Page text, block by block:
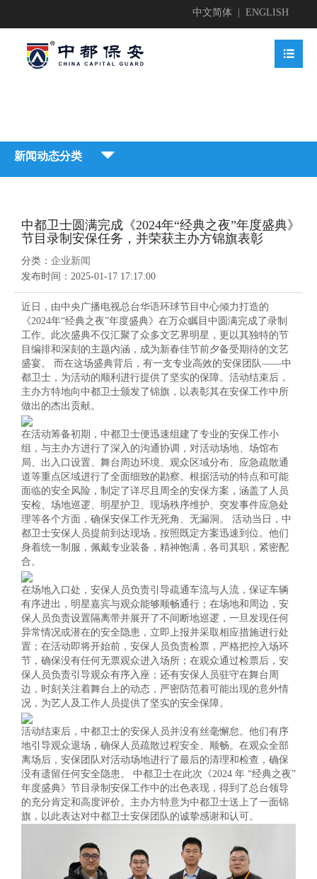
中文简体 ENGLISH

简介

资质
荣誉
安保

护卫

安防

服务

护送

培训
护卫
安保

检查

护卫
安防

服务

护送

培训

新闻
新闻

纳士

建议
新闻动态分类 
中都卫士圆满完成《2024年“经典之夜”年度盛典》
节目录制安保任务，并荣获主办方锦旗表彰
分类： 企业新闻
发布时间： 2025-01-17 17:17:00
近日，由中央广播电视总台华语环球节目中心倾力打造的
《2024年“经典之夜”年度盛典》在万众瞩目中圆满完成了录制
工作。此次盛典不仅汇聚了众多文艺界明星，更以其独特的节
目编排和深刻的主题内涵，成为新春佳节前夕备受期待的文艺
盛宴。 而在这场盛典背后，有一支专业高效的安保团队——中
都卫士，为活动的顺利进行提供了坚实的保障。活动结束后，
主办方特地向中都卫士颁发了锦旗，以表彰其在安保工作中所
做出的杰出贡献。
在活动筹备初期，中都卫士便迅速组建了专业的安保工作小
组，与主办方进行了深入的沟通协调，对活动场地、场馆布
局、出入口设置、舞台周边环境、观众区域分布、应急疏散通
道等重点区域进行了全面细致的勘察。根据活动的特点和可能
面临的安全风险，制定了详尽且周全的安保方案，涵盖了人员
安检、场地巡逻、明星护卫、现场秩序维护、突发事件应急处
理等各个方面，确保安保工作无死角、无漏洞。 活动当日，中
都卫士安保人员提前到达现场，按照既定方案迅速到位。他们
身着统一制服，佩戴专业装备，精神饱满，各司其职，紧密配
合。
在场地入口处，安保人员负责引导疏通车流与人流，保证车辆
有序进出，明星嘉宾与观众能够顺畅通行；在场地和周边，安
保人员负责设置隔离带并展开了不间断地巡逻，一旦发现任何
异常情况或潜在的安全隐患，立即上报并采取相应措施进行处
置；在活动即将开始前，安保人员负责检票，严格把控入场环
节，确保没有任何无票观众进入场所；在观众通过检票后，安
保人员负责引导观众有序入座；还有安保人员驻守在舞台周
边，时刻关注着舞台上的动态，严密防范着可能出现的意外情
况，为艺人及工作人员提供了坚实的安全保障。
活动结束后，中都卫士的安保人员并没有丝毫懈怠。他们有序
地引导观众退场，确保人员疏散过程安全、顺畅。在观众全部
离场后，安保团队对活动场地进行了最后的清理和检查，确保
没有遗留任何安全隐患。 中都卫士在此次《2024 年 “经典之夜”
年度盛典》节目录制安保工作中的出色表现，得到了总台领导
的充分肯定和高度评价。主办方特意为中都卫士送上了一面锦
旗，以此表达对中都卫士安保团队的诚挚感谢和认可。